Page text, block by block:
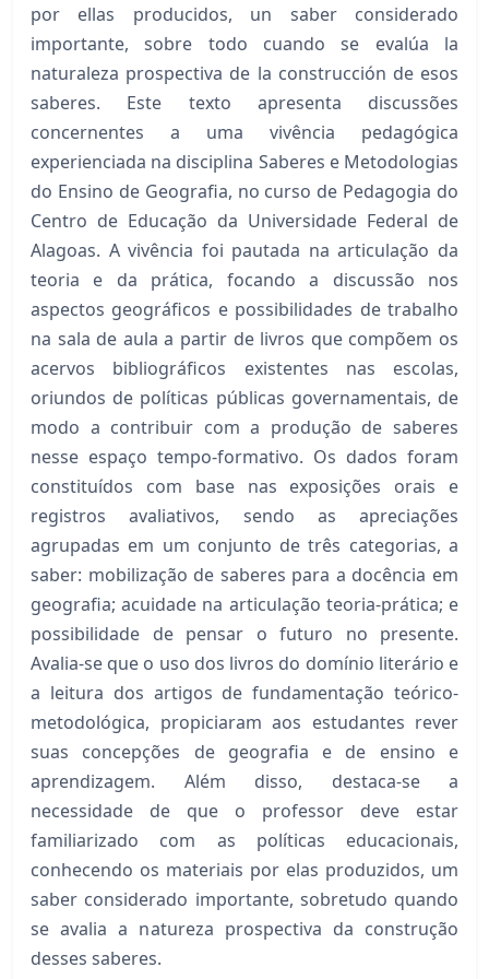
por ellas producidos, un saber considerado
importante, sobre todo cuando se evalúa la
naturaleza prospectiva de la construcción de esos
saberes. Este texto apresenta discussões
concernentes a uma vivência pedagógica
experienciada na disciplina Saberes e Metodologias
do Ensino de Geografia, no curso de Pedagogia do
Centro de Educação da Universidade Federal de
Alagoas. A vivência foi pautada na articulação da
teoria e da prática, focando a discussão nos
aspectos geográficos e possibilidades de trabalho
na sala de aula a partir de livros que compõem os
acervos bibliográficos existentes nas escolas,
oriundos de políticas públicas governamentais, de
modo a contribuir com a produção de saberes
nesse espaço tempo-formativo. Os dados foram
constituídos com base nas exposições orais e
registros avaliativos, sendo as apreciações
agrupadas em um conjunto de três categorias, a
saber: mobilização de saberes para a docência em
geografia; acuidade na articulação teoria-prática; e
possibilidade de pensar o futuro no presente.
Avalia-se que o uso dos livros do domínio literário e
a leitura dos artigos de fundamentação teórico-
metodológica, propiciaram aos estudantes rever
suas concepções de geografia e de ensino e
aprendizagem. Além disso, destaca-se a
necessidade de que o professor deve estar
familiarizado com as políticas educacionais,
conhecendo os materiais por elas produzidos, um
saber considerado importante, sobretudo quando
se avalia a natureza prospectiva da construção
desses saberes.